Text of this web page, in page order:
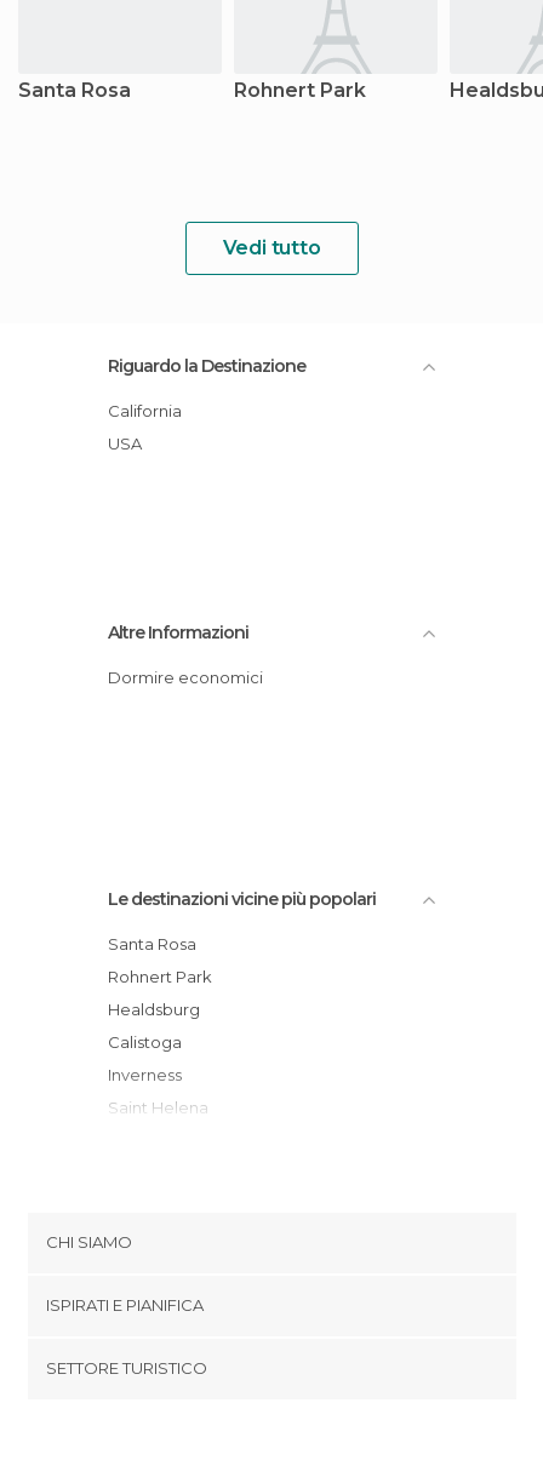
Santa Rosa Rohnert Park
Vedi tutto
Riguardo la Destinazione
California
USA
Altre Informazioni
Dormire economici
Le destinazioni vicine più popolari
Santa Rosa
Rohnert Park
Healdsburg
Calistoga
Inverness
Saint Helena
San Rafael
Mill Valley
Vacaville
CHI SIAMO
Termini e Condizioni
ISPIRATI E PIANIFICA
SETTORE TURISTICO